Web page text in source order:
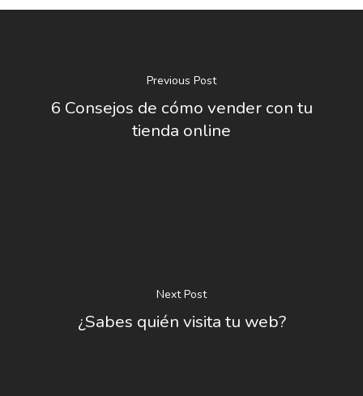
Previous Post
6 Consejos de cómo vender con tu
tienda online
Next Post
¿Sabes quién visita tu web?